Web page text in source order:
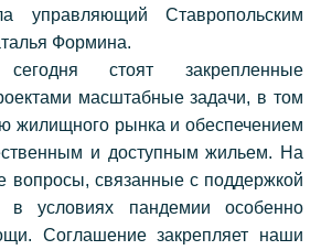
управляющий Ставропольским
Формина.
стоят закрепленные
масштабные задачи, в том
жилищного рынка и обеспечением
и доступным жильем. На
вопросы, связанные с поддержкой
в условиях пандемии особенно
Соглашение закрепляет наши